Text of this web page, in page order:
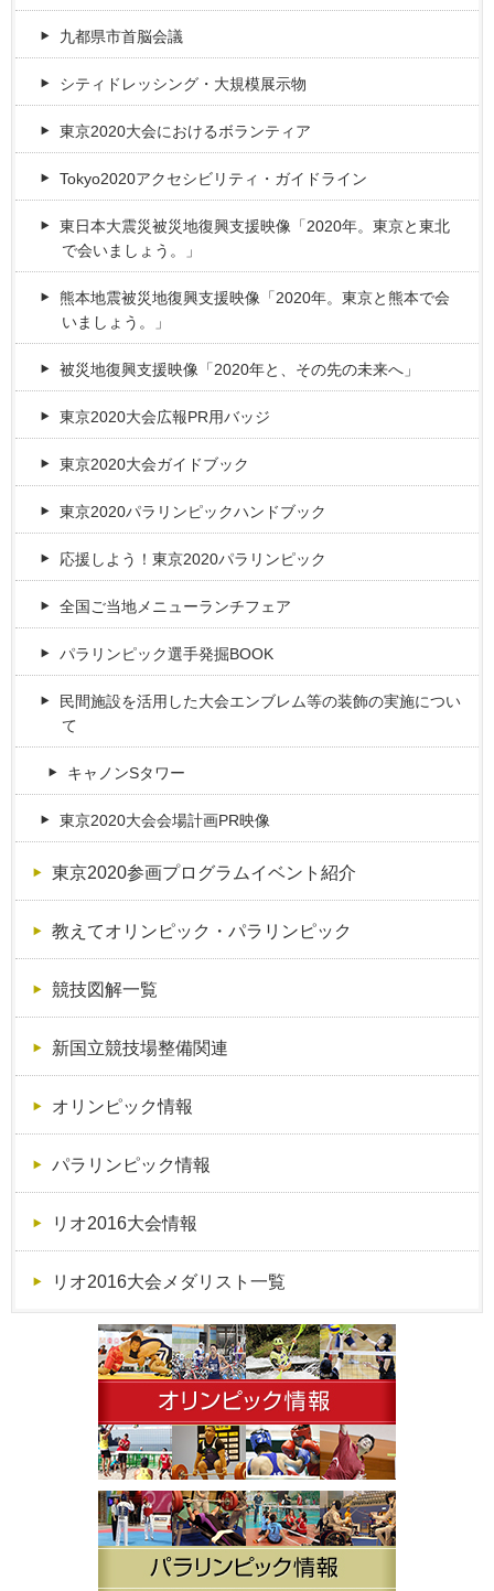
九都県市首脳会議
シティドレッシング・大規模展示物
東京2020大会におけるボランティア
Tokyo2020アクセシビリティ・ガイドライン
東日本大震災被災地復興支援映像「2020年。東京と東北
で会いましょう。」
熊本地震被災地復興支援映像「2020年。東京と熊本で会
いましょう。」
被災地復興支援映像「2020年と、その先の未来へ」
東京2020大会広報PR用バッジ
東京2020大会ガイドブック
東京2020パラリンピックハンドブック
応援しよう！東京2020パラリンピック
全国ご当地メニューランチフェア
パラリンピック選手発掘BOOK
民間施設を活用した大会エンブレム等の装飾の実施につい
て
キャノンSタワー
東京2020大会会場計画PR映像
東京2020参画プログラムイベント紹介
教えてオリンピック・パラリンピック
競技図解一覧
新国立競技場整備関連
オリンピック情報
パラリンピック情報
リオ2016大会情報
リオ2016大会メダリスト一覧